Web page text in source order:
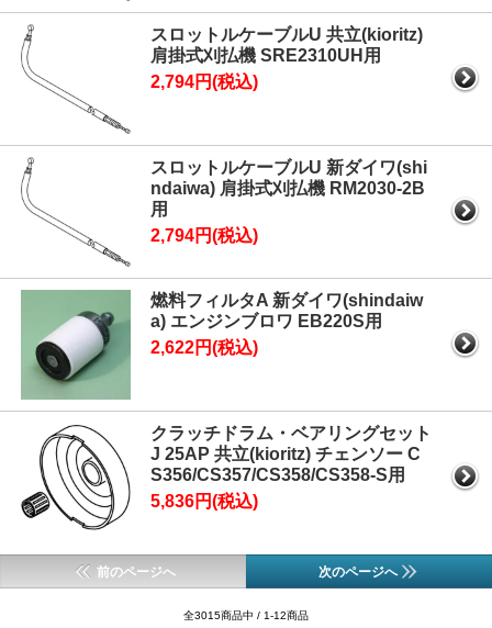
スロットルケーブルU 共立(kioritz)
肩掛式刈払機 SRE2310UH用
2,794円(税込)
スロットルケーブルU 新ダイワ(shi
ndaiwa) 肩掛式刈払機 RM2030-2B
用
2,794円(税込)
燃料フィルタA 新ダイワ(shindaiw
a) エンジンブロワ EB220S用
2,622円(税込)
クラッチドラム・ベアリングセット
J 25AP 共立(kioritz) チェンソー C
S356/CS357/CS358/CS358-S用
5,836円(税込)
前のページへ 次のページへ
全3015商品中 / 1-12商品